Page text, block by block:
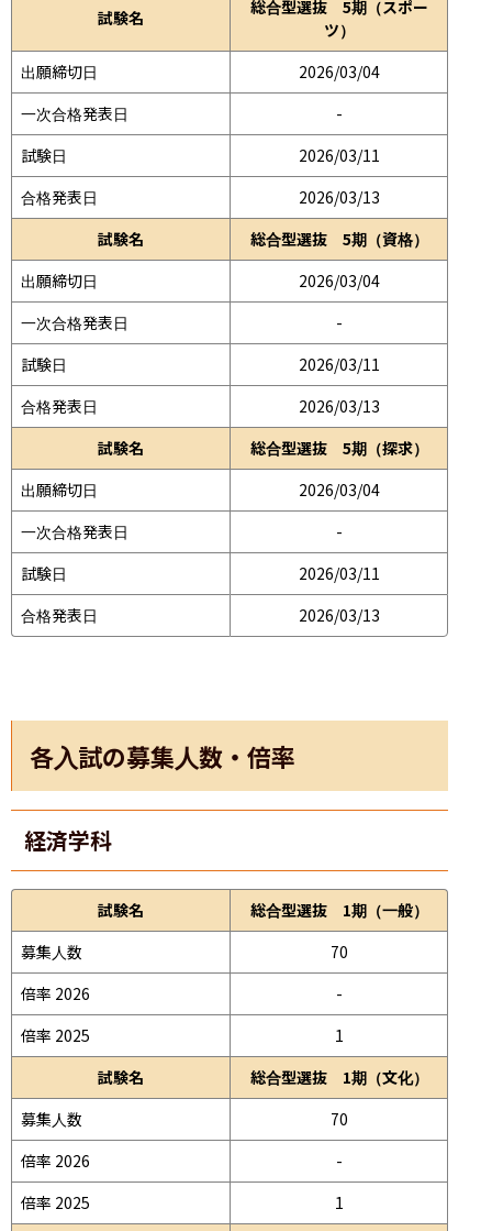
試験名
総合型選抜 5期（スポー
ツ）
出願締切日
2026/03/04
一次合格発表日
-
試験日
2026/03/11
合格発表日
2026/03/13
試験名
総合型選抜 5期（資格）
出願締切日
2026/03/04
一次合格発表日
-
試験日
2026/03/11
合格発表日
2026/03/13
試験名
総合型選抜 5期（探求）
出願締切日
2026/03/04
一次合格発表日
-
試験日
2026/03/11
合格発表日
2026/03/13
各入試の募集人数・倍率
経済学科
試験名
総合型選抜 1期（一般）
募集人数
70
倍率 2026
-
倍率 2025
1
試験名
総合型選抜 1期（文化）
募集人数
70
倍率 2026
-
倍率 2025
1